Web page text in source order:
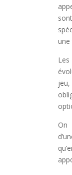
une
On